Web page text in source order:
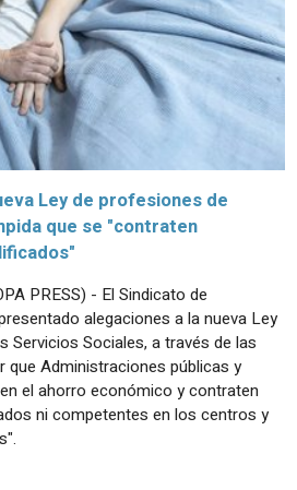
Ley de profesiones de
que se "contraten
PRESS) - El Sindicato de
alegaciones a la nueva Ley
Servicios Sociales, a través de las
que Administraciones públicas y
el ahorro económico y contraten
ni competentes en los centros y